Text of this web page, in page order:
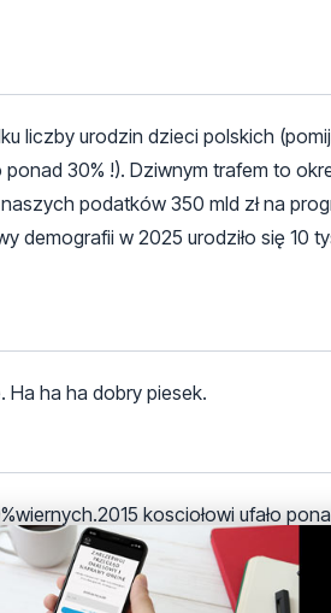
liczby urodzin dzieci polskich
30% !). Dziwnym trafem to
podatków 350 mld zł na
demografii w 2025 urodziło się 10
Ha ha ha dobry piesek.
kosciołowi ufało